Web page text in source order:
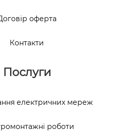
оферта
Контакти
Послуги
електричних мереж
роботи